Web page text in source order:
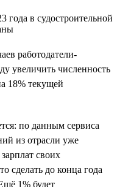
работодатели-
увеличить численность
18% текущей
по данным сервиса
из отрасли уже
своих
сделать до конца года
1% будет